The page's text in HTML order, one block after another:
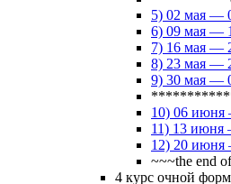
5) 02 мая —
6) 09 мая —
7) 16 мая —
8) 23 мая —
9) 30 мая —
10) 06
11) 13
12) 20
~~~the end
4 курс очной